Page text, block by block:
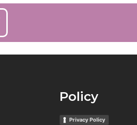
Policy
Privacy Policy